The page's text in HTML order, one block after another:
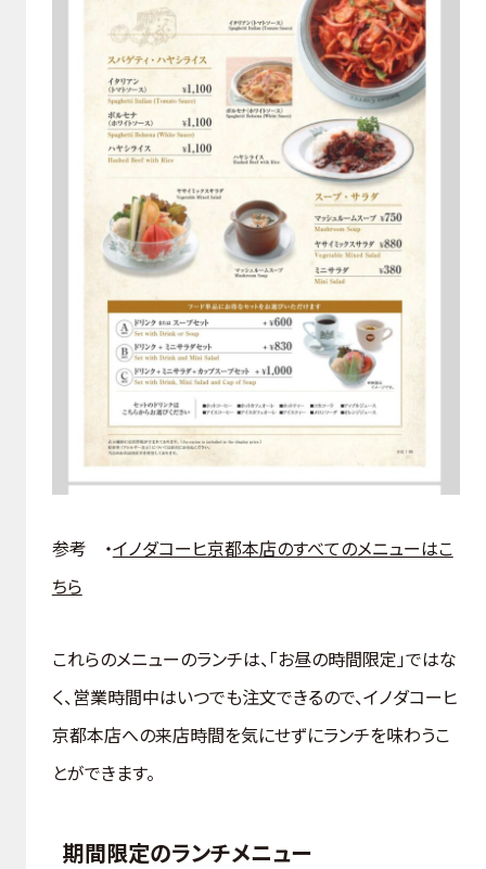
参考 ・イノダコーヒ京都本店のすべてのメニューはこ
ちら
これらのメニューのランチは、「お昼の時間限定」ではな
く、営業時間中はいつでも注文できるので、イノダコーヒ
京都本店への来店時間を気にせずにランチを味わうこ
とができます。
期間限定のランチメニュー